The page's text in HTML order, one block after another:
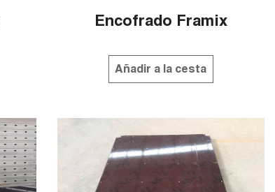
Encofrado Framix
Añadir a la cesta